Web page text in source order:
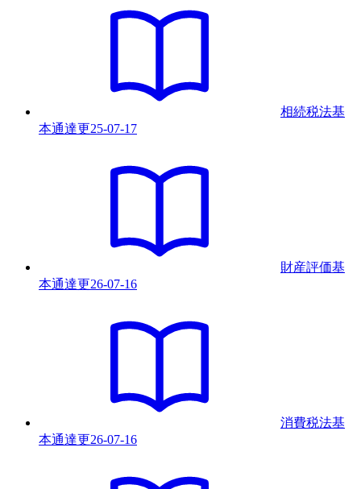
相続税法基
本通達更25-07-17
財産評価基
本通達更26-07-16
消費税法基
本通達更26-07-16